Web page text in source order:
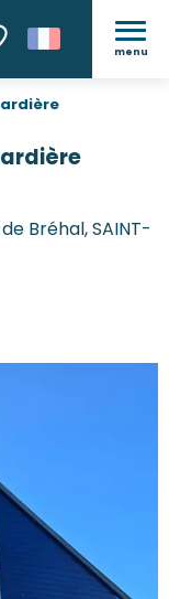
les favoris
menu
Bréhal, SAINT-